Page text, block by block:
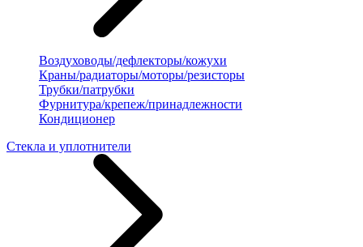
Воздуховоды/дефлекторы/кожухи
Краны/радиаторы/моторы/резисторы
Трубки/патрубки
Фурнитура/крепеж/принадлежности
Кондиционер
Стекла и уплотнители